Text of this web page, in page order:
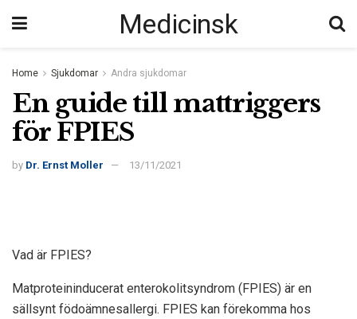
Medicinsk
Home Sjukdomar Andra sjukdomar
En guide till mattriggers
för FPIES
by Dr. Ernst Moller 13/11/2021
Vad är FPIES?
Matproteininducerat enterokolitsyndrom (FPIES) är en
sällsynt födoämnesallergi. FPIES kan förekomma hos